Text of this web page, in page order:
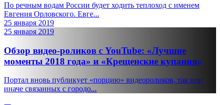
По речным водам России будет ходить теплоход с именем
Евгения Орловского. Евге...
25 января 2019
25 января 2019
Обзор видео-роликов с YouTube: «Лучшие
моменты 2018 года» и «Крещенские купания»
Портал вновь публикует «порцию» видеороликов, так или
иначе связанных с городо...